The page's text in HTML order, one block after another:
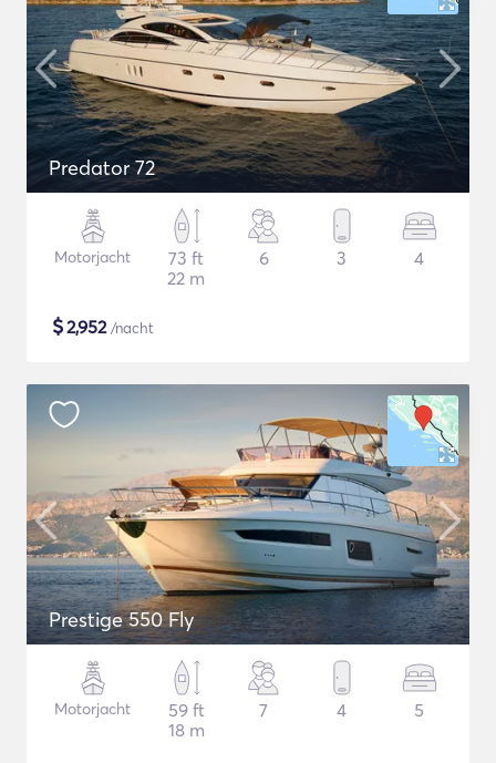
Predator 72
Motorjacht
73 ft
22 m
6 3 4
$2,952/nacht
Prestige 550 Fly
Motorjacht
59 ft
18 m
7 4 5